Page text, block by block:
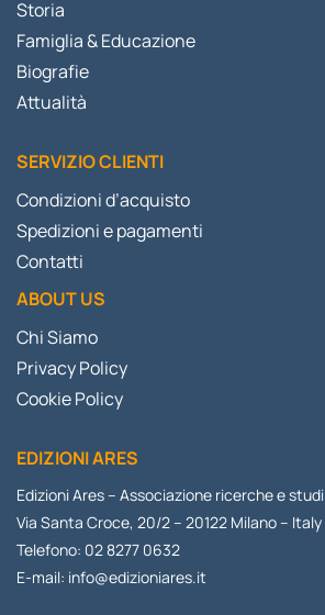
Storia
Famiglia & Educazione
Biografie
Attualità
SERVIZIO CLIENTI
Condizioni d’acquisto
Spedizioni e pagamenti
Contatti
ABOUT US
Chi Siamo
Privacy Policy
Cookie Policy
EDIZIONI ARES
Edizioni Ares – Associazione ricerche e studi
Via Santa Croce, 20/2 – 20122 Milano – Italy
Telefono: 02 8277 0632
E-mail: info@edizioniares.it